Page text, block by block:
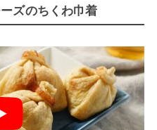
ズのちくわ巾着